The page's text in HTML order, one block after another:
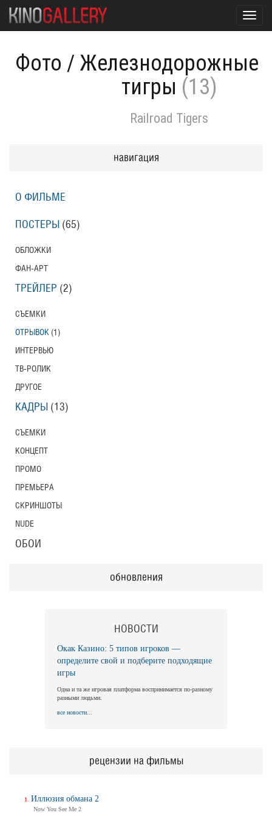
Фото / Железнодорожные
тигры (13)
Railroad Tigers
навигация
О ФИЛЬМЕ
ПОСТЕРЫ (65)
ОБЛОЖКИ
ФАН-АРТ
ТРЕЙЛЕР (2)
СЪЕМКИ
ОТРЫВОК (1)
ИНТЕРВЬЮ
ТВ-РОЛИК
ДРУГОЕ
КАДРЫ (13)
СЪЕМКИ
КОНЦЕПТ
ПРОМО
ПРЕМЬЕРА
СКРИНШОТЫ
NUDE
ОБОИ
обновления
НОВОСТИ
Окак Казино: 5 типов игроков —
определите свой и подберите подходящие
игры
Одна и та же игровая платформа воспринимается по-разному
разными людьми.
все новости...
рецензии на фильмы
Иллюзия обмана 2
Now You See Me 2